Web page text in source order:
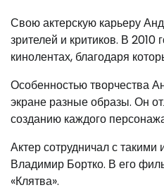
Свою актерскую карьеру
зрителей и критиков. В
кинолентах, благодаря
Особенностью творчества
экране разные образы. Он
созданию каждого
Актер сотрудничал с
Владимир Бортко. В его
«Клятва».